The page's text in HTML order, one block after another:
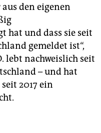
aus den eigenen
hat und dass sie seit
gemeldet ist“,
lebt nachweislich seit
– und hat
2017 ein